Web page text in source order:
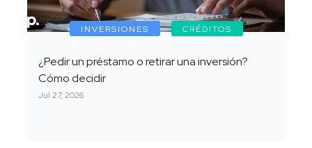
INVERSIONES CRÉDITOS
¿Pedir un préstamo o retirar una inversión?
Cómo decidir
Jul 27, 2026